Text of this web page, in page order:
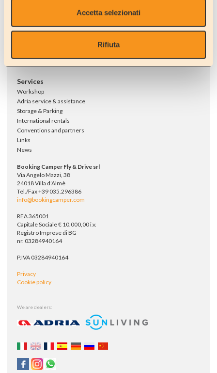
Accetta selezionati
Rifiuta
Travel Suggestions
Dealership
New vehicles
Services
Workshop
Adria service & assistance
Storage & Parking
International rentals
Conventions and partners
Links
News
Booking Camper Fly & Drive srl
Via Angelo Mazzi, 38
24018 Villa d’Almè
Tel./Fax +39 035.296386
info@bookingcamper.com
REA 365001
Capitale Sociale € 10.000,00 i.v.
Registro Imprese di BG
nr. 03284940164
P.IVA 03284940164
Privacy
Cookie policy
We are dealers: